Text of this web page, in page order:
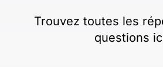
Ressources
Trouvez toutes les
questions